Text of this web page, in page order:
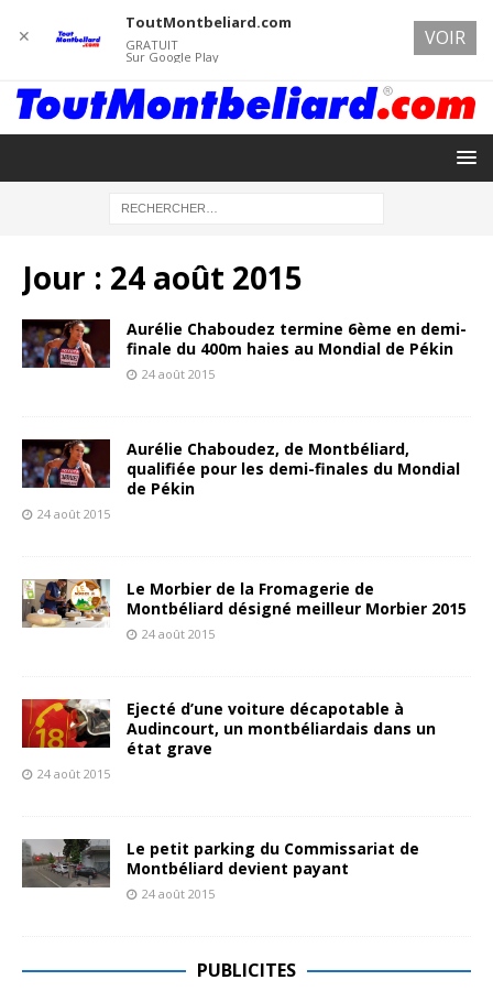
Jour : 24 août 2015
Aurélie Chaboudez termine 6ème en demi-
finale du 400m haies au Mondial de Pékin
24 août 2015
Aurélie Chaboudez, de Montbéliard,
qualifiée pour les demi-finales du Mondial
de Pékin
24 août 2015
Le Morbier de la Fromagerie de
Montbéliard désigné meilleur Morbier 2015
24 août 2015
Ejecté d’une voiture décapotable à
Audincourt, un montbéliardais dans un
état grave
24 août 2015
Le petit parking du Commissariat de
Montbéliard devient payant
24 août 2015
PUBLICITES
✕
ToutMontbeliard.com
GRATUIT
Sur Google Play
VOIR